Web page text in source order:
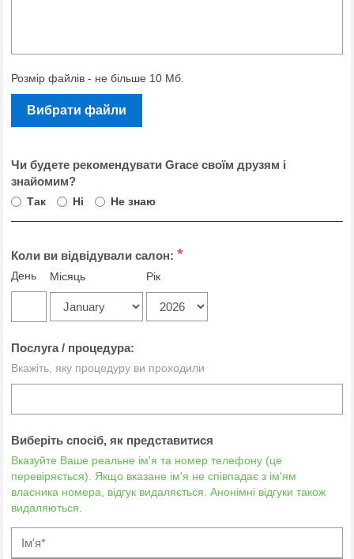
Розмір файлів - не більше 10 Мб.
Вибрати файли
Чи будете рекомендувати Grace своїм друзям і
знайомим?
Так Ні Не знаю
Коли ви відвідували салон: *
День Місяць Рік
Послуга / процедура:
Вкажіть, яку процедуру ви проходили
Виберіть спосіб, як представитися
Вказуйте Ваше реальне ім'я та номер телефону (це
перевіряється). Якщо вказане ім'я не співпадає з ім'ям
власника номера, відгук видаляється. Анонімні відгуки також
видаляються.